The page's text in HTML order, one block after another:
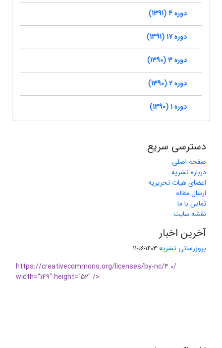
دوره 4 (1391)
دوره 17 (1391)
دوره 3 (1390)
دوره 2 (1390)
دوره 1 (1390)
دسترسی سریع
صفحه اصلی
درباره نشریه
اعضای هیات تحریریه
ارسال مقاله
تماس با ما
نقشه سایت
آخرین اخبار
بروزرسانی نشریه 1403-06-11
https://creativecommons.org/licenses/by-nc/4.0/
width="149" height="52" />